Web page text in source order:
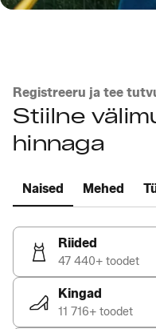
Registreeru ja tee
Stiilne
hinnaga
Naised Mehed
Riided
47 440+ toodet
Kingad
11 716+ toodet